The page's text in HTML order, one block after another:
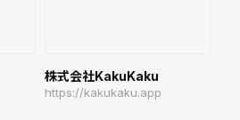
株式会社KakuKaku
https://kakukaku.app